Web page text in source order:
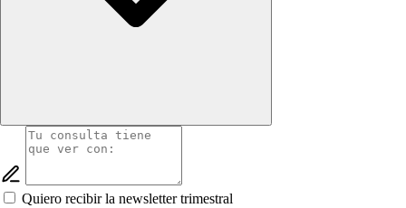
Quiero recibir la newsletter trimestral